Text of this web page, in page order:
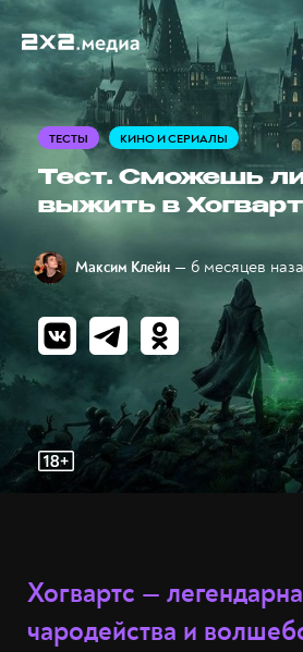
ТЕСТЫ КИНО И СЕРИАЛЫ
Тест. Сможешь
выжить в
Максим Клейн — 6 месяцев
Хогвартс —
чародейства и